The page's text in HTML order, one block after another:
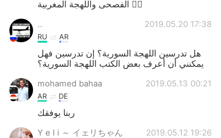
الفصحى واللهجة المغربية 🙋‍♀️
.. 2019.05.20 17:38
RU AR
هل تدرسين اللهجة السورية؟ إن تدرسين فهل
يمكنني أن أعرف بعض الكتب اللهجة السورية؟
mohamed bahaa 2019.05.13 00:21
AR DE
ربنا يوفقك
Y e l i ～ イェリちゃん 2019.05.12 19:26